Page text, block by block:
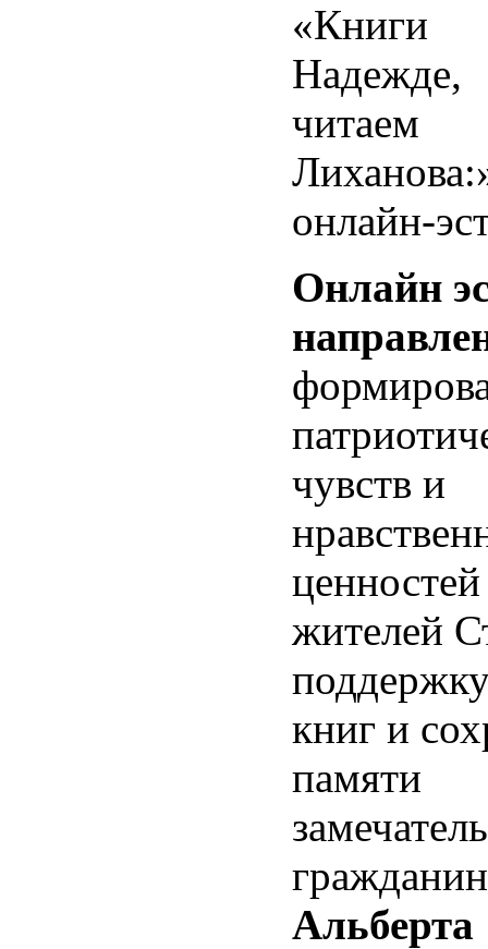
читаем
онлайн-
Онлайн
чувств и
жителей
книг и
памяти
Альберта